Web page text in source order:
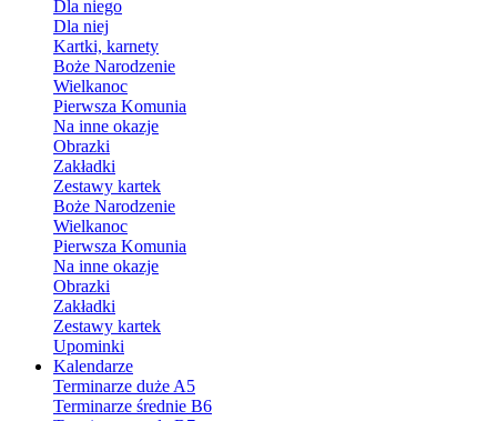
Dla niego
Dla niej
Kartki, karnety
Boże Narodzenie
Wielkanoc
Pierwsza Komunia
Na inne okazje
Obrazki
Zakładki
Zestawy kartek
Boże Narodzenie
Wielkanoc
Pierwsza Komunia
Na inne okazje
Obrazki
Zakładki
Zestawy kartek
Upominki
Kalendarze
Terminarze duże A5
Terminarze średnie B6